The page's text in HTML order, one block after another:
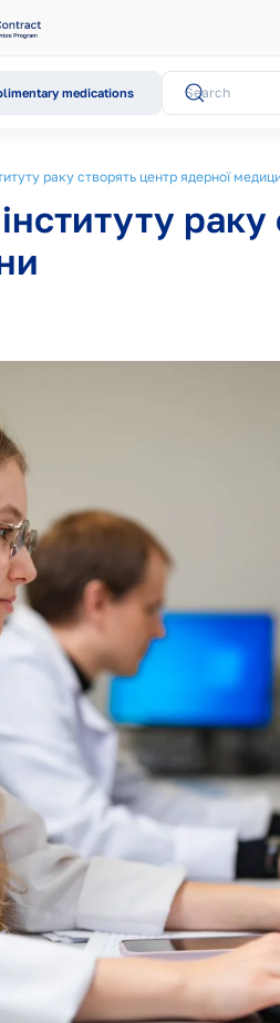
medications
раку створять центр ядерної
раку